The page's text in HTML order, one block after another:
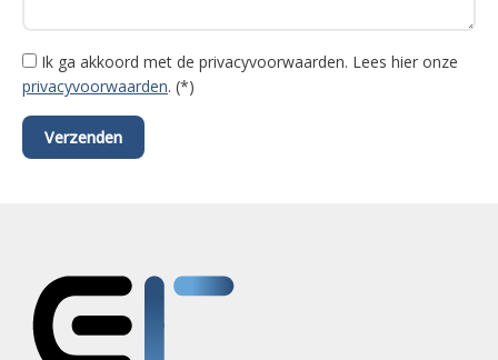
Ik ga akkoord met de privacyvoorwaarden. Lees hier onze
privacyvoorwaarden. (*)